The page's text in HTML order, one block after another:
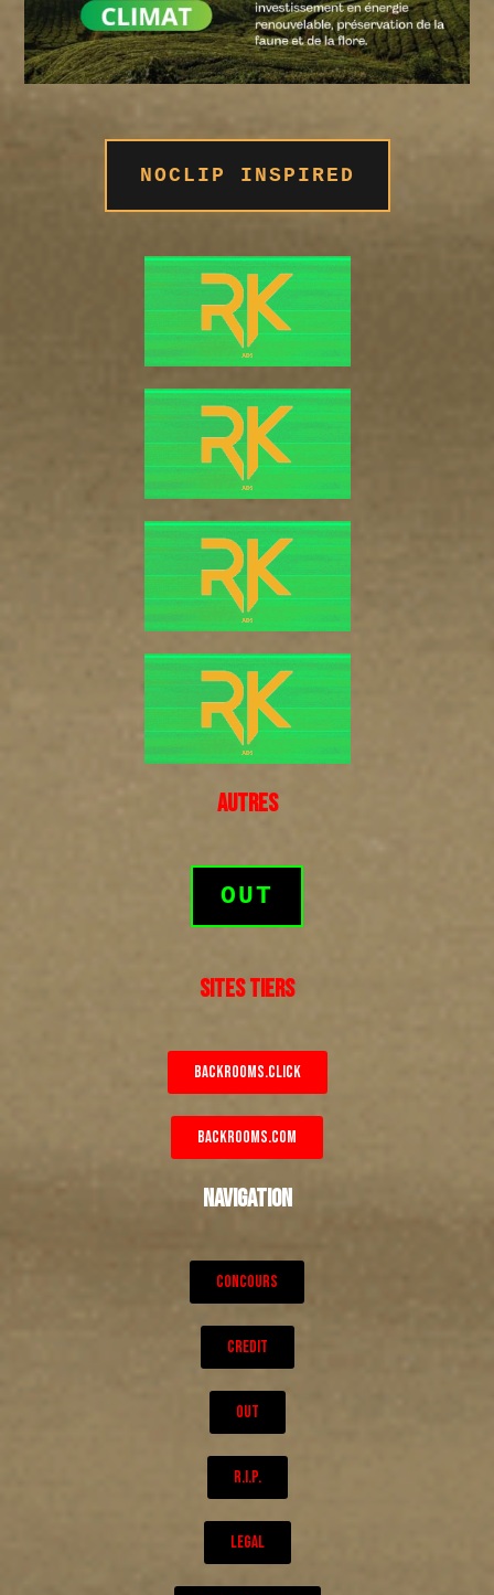
NOCLIP INSPIRED
AUTRES
OUT
SITES TIERS
BACKROOMS.CLICK
BACKROOMS.COM
NAVIGATION
CONCOURS
CREDIT
OUT
R.I.P.
LEGAL